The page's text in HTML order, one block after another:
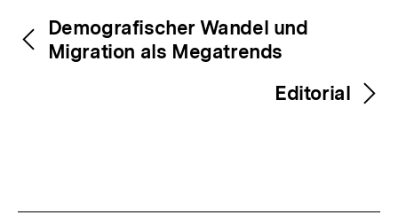
Inhaltsnavigation
Inhaltsnavigation
Demografischer Wandel und
Migration als Megatrends
Editorial